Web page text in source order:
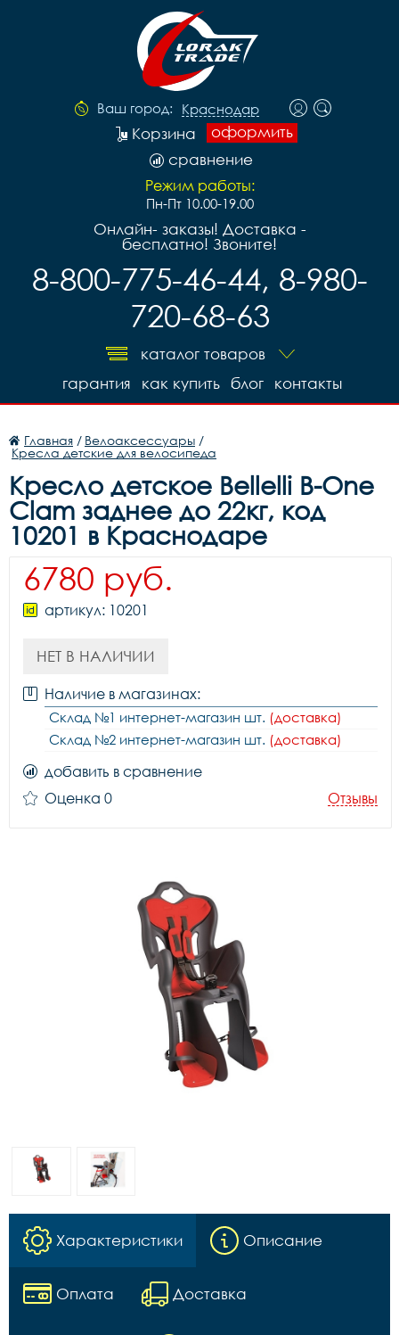
Ваш город: Краснодар
оформить
Корзина
сравнение
Режим работы:
Пн-Пт 10.00-19.00
Онлайн- заказы! Доставка -
бесплатно! Звоните!
8-800-775-46-44, 8-980-
720-68-63
каталог товаров
контакты
блог
как купить
гарантия
Главная / Велоаксессуары /
Кресла детские для велосипеда
Кресло детское Bellelli B-One
Clam заднее до 22кг, код
10201 в Краснодаре
6780 руб.
артикул: 10201
НЕТ В НАЛИЧИИ
Наличие в магазинах:
Склад №1 интернет-магазин шт. (доставка)
Склад №2 интернет-магазин шт. (доставка)
добавить в сравнение
Оценка 0
Отзывы
Характеристики Описание
Оплата Доставка